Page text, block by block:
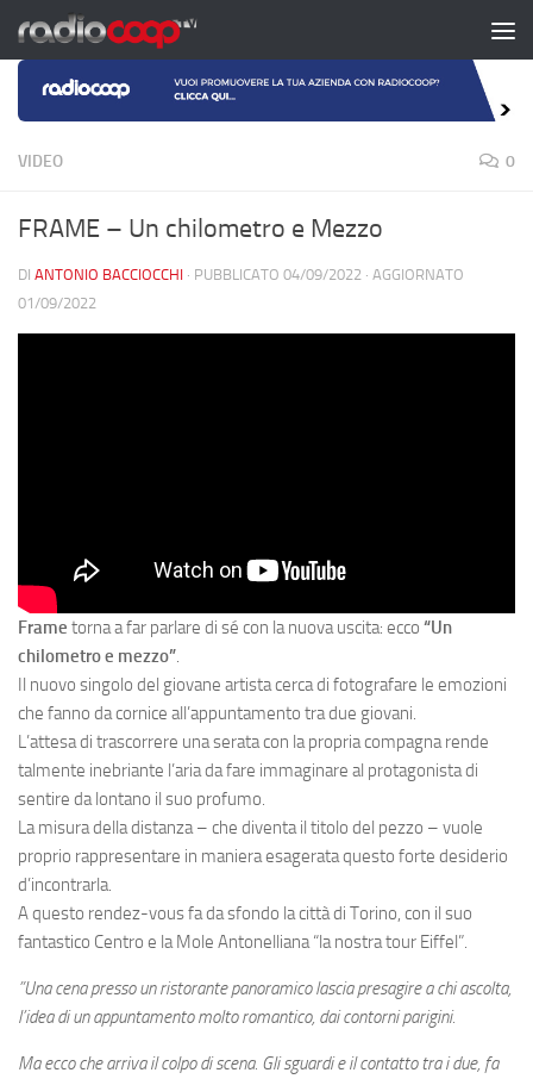
Salta al contenuto
VIDEO 0
FRAME – Un chilometro e Mezzo
DI ANTONIO BACCIOCCHI · PUBBLICATO 04/09/2022 · AGGIORNATO
01/09/2022
Frame torna a far parlare di sé con la nuova uscita: ecco “Un
chilometro e mezzo”.
Il nuovo singolo del giovane artista cerca di fotografare le emozioni
che fanno da cornice all’appuntamento tra due giovani.
L’attesa di trascorrere una serata con la propria compagna rende
talmente inebriante l’aria da fare immaginare al protagonista di
sentire da lontano il suo profumo.
La misura della distanza – che diventa il titolo del pezzo – vuole
proprio rappresentare in maniera esagerata questo forte desiderio
d’incontrarla.
A questo rendez-vous fa da sfondo la città di Torino, con il suo
fantastico Centro e la Mole Antonelliana “la nostra tour Eiffel”.
”Una cena presso un ristorante panoramico lascia presagire a chi ascolta,
l’idea di un appuntamento molto romantico, dai contorni parigini.
Ma ecco che arriva il colpo di scena. Gli sguardi e il contatto tra i due, fa